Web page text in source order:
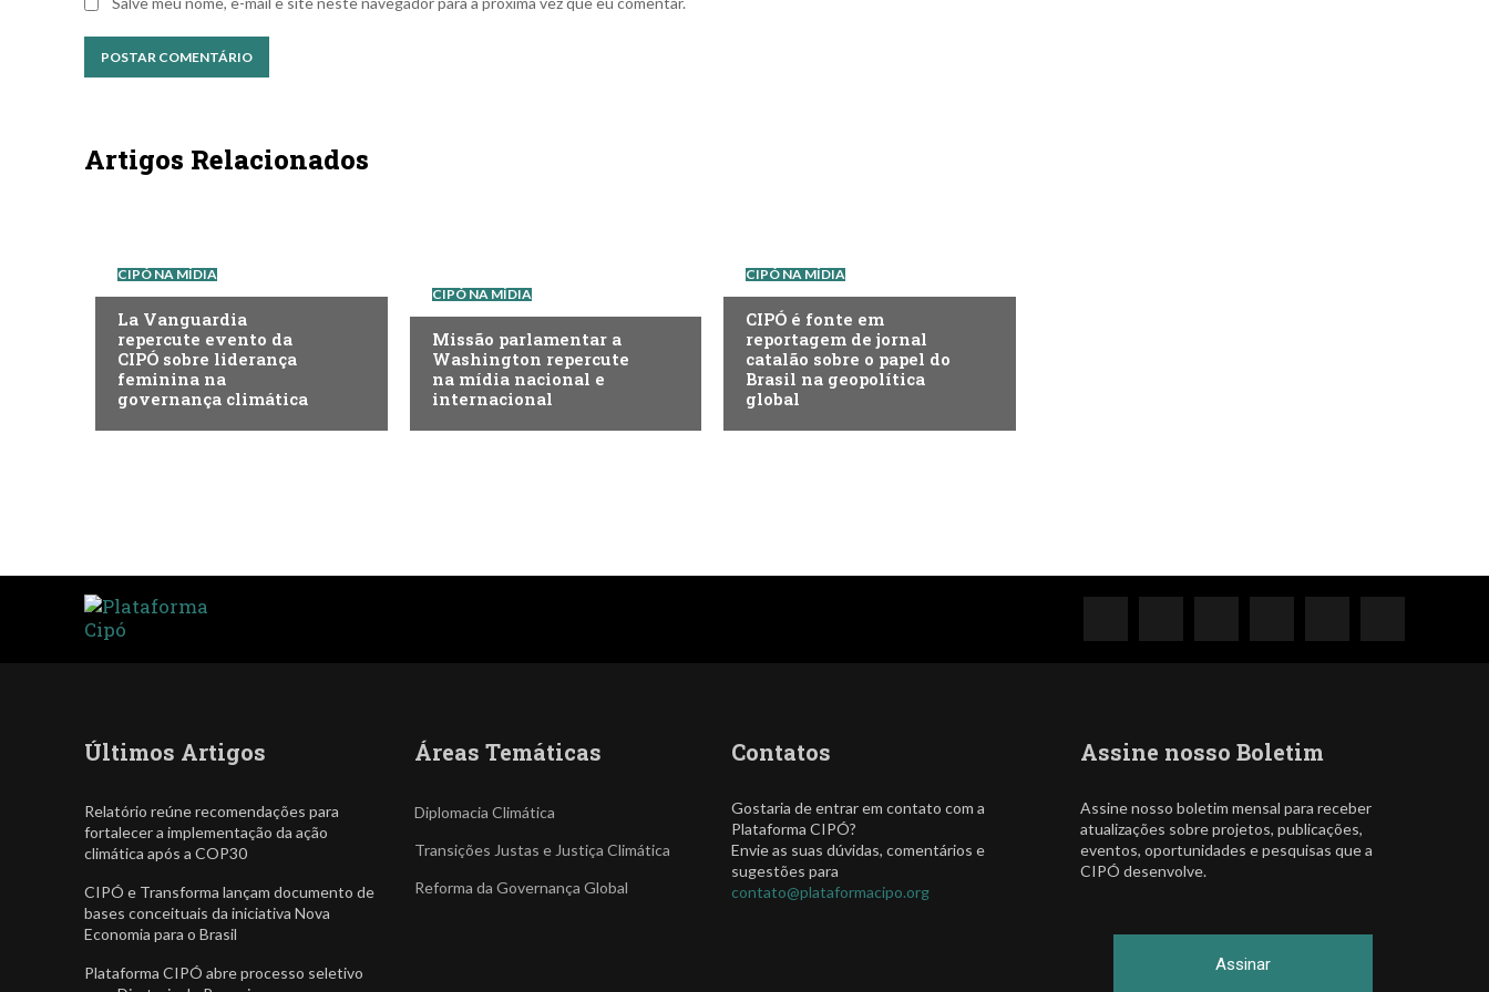
Artigos Relacionados
CIPÓ NA MÍDIA
La Vanguardia
repercute evento da
CIPÓ sobre liderança
feminina na
governança climática
CIPÓ NA MÍDIA
Missão parlamentar a
Washington repercute
na mídia nacional e
internacional
CIPÓ NA MÍDIA
CIPÓ é fonte em
reportagem de jornal
catalão sobre o papel do
Brasil na geopolítica
global
Últimos Artigos
Relatório reúne recomendações para
fortalecer a implementação da ação
climática após a COP30
CIPÓ e Transforma lançam documento de
bases conceituais da iniciativa Nova
Economia para o Brasil
Plataforma CIPÓ abre processo seletivo
Áreas Temáticas
Diplomacia Climática
Transições Justas e Justiça Climática
Reforma da Governança Global
Contatos
Gostaria de entrar em contato com a
Plataforma CIPÓ?
Envie as suas dúvidas, comentários e
sugestões para
contato@plataformacipo.org
Assine nosso Boletim
Assine nosso boletim mensal para receber
atualizações sobre projetos, publicações,
eventos, oportunidades e pesquisas que a
CIPÓ desenvolve.
Assinar